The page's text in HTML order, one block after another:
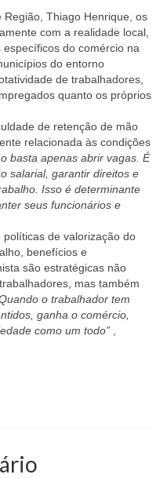
tintas, ferragens e
por Empresa
Região, Thiago Henrique, os
com a realidade local,
do comércio na
do entorno
de trabalhadores,
quanto os próprios
de retenção de mão
relacionada às condições
basta apenas abrir vagas. É
salarial, garantir direitos e
Isso é determinante
seus funcionários e
de valorização do
benefícios e
são estratégicas não
mas também
o trabalhador tem
ganha o comércio,
como um todo”